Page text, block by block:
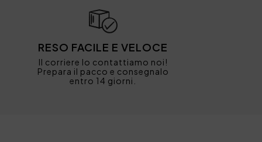
RESO FACILE E VELOCE
Il corriere lo contattiamo noi!
Prepara il pacco e consegnalo
entro 14 giorni.